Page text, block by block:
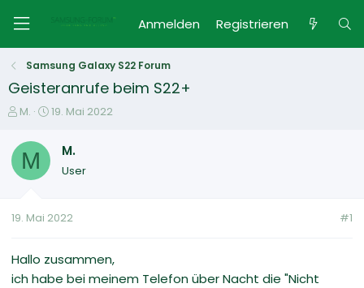
Anmelden Registrieren
Samsung Galaxy S22 Forum
Geisteranrufe beim S22+
E
s
e
e
M.
E
t
m
19. Mai 2022
M M.
User
19. Mai 2022 #1
Hallo zusammen,
ich habe bei meinem Telefon über Nacht die "Nicht